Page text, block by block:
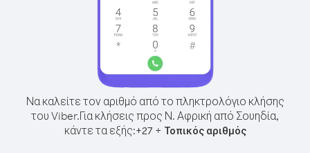
Να καλείτε τον αριθμό από το πληκτρολόγιο κλήσης
του Viber.Για κλήσεις προς Ν. Αφρική από Σουηδία,
κάντε τα εξής:+27+ Τοπικός αριθμός